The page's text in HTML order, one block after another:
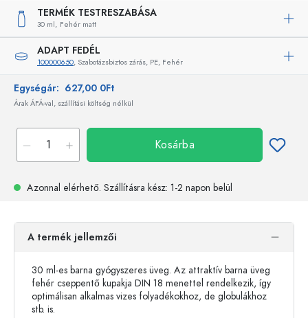
TERMÉK TESTRESZABÁSA
30 ml, Fehér matt
ADAPT FEDÉL
100000650, Szabotázsbiztos zárás, PE, Fehér
Egységár: 627,00 0Ft
Árak ÁFÁ-val, szállítási költség nélkül
Kosárba
Azonnal elérhető. Szállításra kész: 1-2 napon belül
A termék jellemzői
30 ml-es barna gyógyszeres üveg. Az attraktív barna üveg
fehér cseppentő kupakja DIN 18 menettel rendelkezik, így
optimálisan alkalmas vizes folyadékokhoz, de globulákhoz
stb. is.